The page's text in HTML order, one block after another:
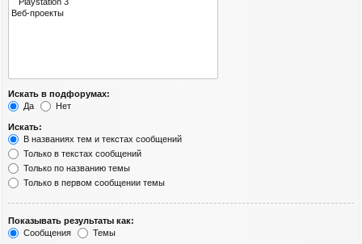
Искать в подфорумах:
Да
Нет
Искать:
В названиях тем и текстах сообщений
Только в текстах сообщений
Только по названию темы
Только в первом сообщении темы
Показывать результаты как:
Сообщения
Темы